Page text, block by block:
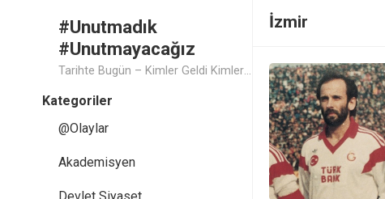
#Unutmadık
#Unutmayacağız
Tarihte Bugün – Kimler Geldi Kimler Geçti..
Kategoriler
@Olaylar
Akademisyen
İzmir